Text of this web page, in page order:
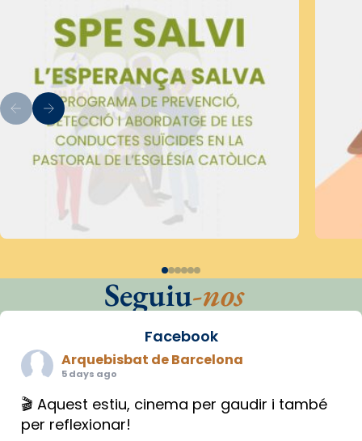
Seguiu-nos
Facebook
Arquebisbat de Barcelona
5 days ago
🎬 Aquest estiu, cinema per gaudir i també
per reflexionar!